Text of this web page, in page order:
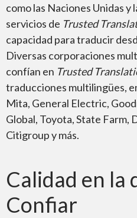
como las Naciones Unidas y
servicios de Trusted
capacidad para traducir
Diversas corporaciones
confían en Trusted
traducciones multilingües,
Mita, General Electric,
Global, Toyota, State Farm,
Citigroup y más.
Calidad en la
Confiar